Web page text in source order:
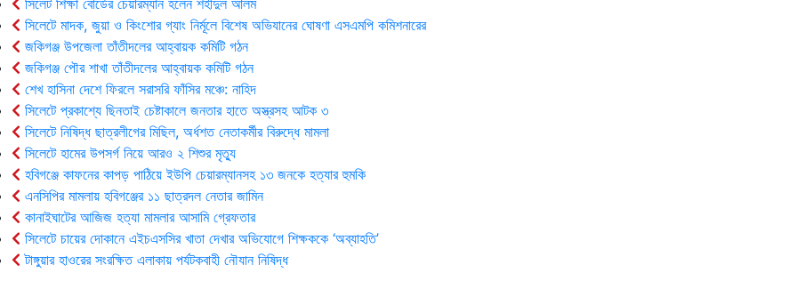
সিলেট শিক্ষা বোর্ডের চেয়ারম্যান হলেন শহীদুল আলম
সিলেটে মাদক, জুয়া ও কিংশোর গ্যাং নির্মূলে বিশেষ অভিযানের ঘোষণা এসএমপি কমিশনারের
জকিগঞ্জ উপজেলা তাঁতীদলের আহ্বায়ক কমিটি গঠন
জকিগঞ্জ পৌর শাখা তাঁতীদলের আহ্বায়ক কমিটি গঠন
শেখ হাসিনা দেশে ফিরলে সরাসরি ফাঁসির মঞ্চে: নাহিদ
সিলেটে প্রকাশ্যে ছিনতাই চেষ্টাকালে জনতার হাতে অস্ত্রসহ আটক ৩
সিলেটে নিষিদ্ধ ছাত্রলীগের মিছিল, অর্ধশত নেতাকর্মীর বিরুদ্ধে মামলা
সিলেটে হামের উপসর্গ নিয়ে আরও ২ শিশুর মৃত্যু
হবিগঞ্জে কাফনের কাপড় পাঠিয়ে ইউপি চেয়ারম্যানসহ ১৩ জনকে হত্যার হুমকি
এনসিপির মামলায় হবিগঞ্জের ১১ ছাত্রদল নেতার জামিন
কানাইঘাটের আজিজ হত্যা মামলার আসামি গ্রেফতার
সিলেটে চায়ের দোকানে এইচএসসির খাতা দেখার অভিযোগে শিক্ষককে ‘অব্যাহতি’
টাঙ্গুয়ার হাওরের সংরক্ষিত এলাকায় পর্যটকবাহী নৌযান নিষিদ্ধ